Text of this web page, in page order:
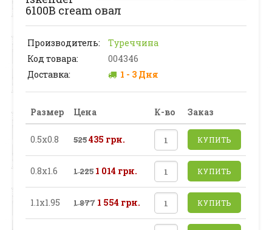
6100B cream овал
Производитель:
Туреччина
Код товара:
004346
Доставка:
1 - 3 Дня
Размер Цена К-во Заказ
0.5х0.8 525435 грн. КУПИТЬ
0.8х1.6 1 225 1 014 грн. КУПИТЬ
1.1х1.95 1 877 1 554 грн. КУПИТЬ